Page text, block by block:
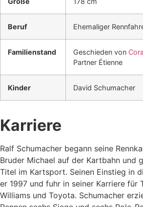
Beruf Ehemaliger
Familienstand Geschieden von
Partner Étienne
Kinder David Schumacher
Karriere
Ralf Schumacher begann seine
Bruder Michael auf der Kartbahn und
Titel im Kartsport. Seinen Einstieg in
er 1997 und fuhr in seiner Karriere für
Williams und Toyota. Schumacher